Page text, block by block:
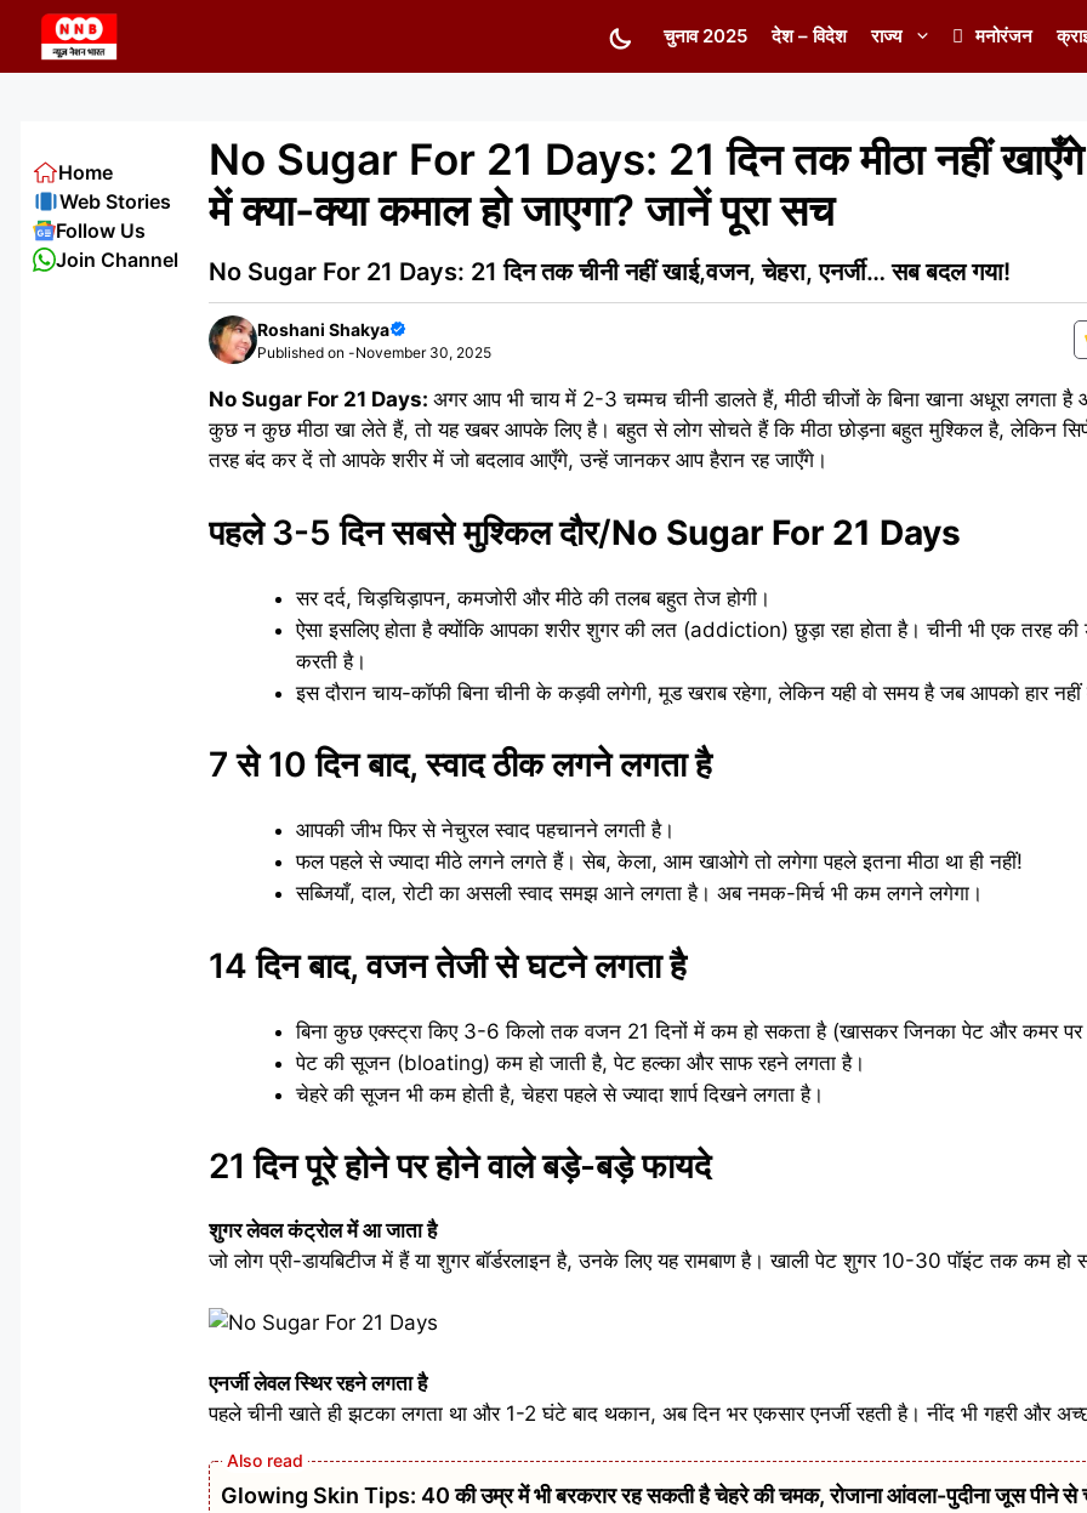
content
चुनाव 2025 देश – विदेश राज्य मनोरंजन
No Sugar For 21 Days: 21 दिन तक मीठा नहीं खाएँगे
में क्या-क्या कमाल हो जाएगा? जानें पूरा सच
No Sugar For 21 Days: 21 दिन तक चीनी नहीं खाई,वजन, चेहरा, एनर्जी… सब बदल गया!
Roshani Shakya
Published on -November 30, 2025
No Sugar For 21 Days: अगर आप भी चाय में 2-3 चम्मच चीनी डालते हैं, मीठी चीजों के बिना खाना अधूरा लगता है
कुछ न कुछ मीठा खा लेते हैं, तो यह खबर आपके लिए है। बहुत से लोग सोचते हैं कि मीठा छोड़ना बहुत मुश्किल है, लेकिन सिर्फ
तरह बंद कर दें तो आपके शरीर में जो बदलाव आएँगे, उन्हें जानकर आप हैरान रह जाएँगे।
पहले 3-5 दिन सबसे मुश्किल दौर/No Sugar For 21 Days
सर दर्द, चिड़चिड़ापन, कमजोरी और मीठे की तलब बहुत तेज होगी।
ऐसा इसलिए होता है क्योंकि आपका शरीर शुगर की लत (addiction) छुड़ा रहा होता है। चीनी भी एक तरह
करती है।
इस दौरान चाय-कॉफी बिना चीनी के कड़वी लगेगी, मूड खराब रहेगा, लेकिन यही वो समय है जब आपको हार नहीं
7 से 10 दिन बाद, स्वाद ठीक लगने लगता है
आपकी जीभ फिर से नेचुरल स्वाद पहचानने लगती है।
फल पहले से ज्यादा मीठे लगने लगते हैं। सेब, केला, आम खाओगे तो लगेगा पहले इतना मीठा था ही नहीं!
सब्जियाँ, दाल, रोटी का असली स्वाद समझ आने लगता है। अब नमक-मिर्च भी कम लगने लगेगा।
14 दिन बाद, वजन तेजी से घटने लगता है
बिना कुछ एक्स्ट्रा किए 3-6 किलो तक वजन 21 दिनों में कम हो सकता है (खासकर जिनका पेट और कमर पर
पेट की सूजन (bloating) कम हो जाती है, पेट हल्का और साफ रहने लगता है।
चेहरे की सूजन भी कम होती है, चेहरा पहले से ज्यादा शार्प दिखने लगता है।
21 दिन पूरे होने पर होने वाले बड़े-बड़े फायदे
शुगर लेवल कंट्रोल में आ जाता है
जो लोग प्री-डायबिटीज में हैं या शुगर बॉर्डरलाइन है, उनके लिए यह रामबाण है। खाली पेट शुगर 10-30 पॉइंट तक कम हो
एनर्जी लेवल स्थिर रहने लगता है
पहले चीनी खाते ही झटका लगता था और 1-2 घंटे बाद थकान, अब दिन भर एकसार एनर्जी रहती है। नींद भी गहरी और
Glowing Skin Tips: 40 की उम्र में भी बरकरार रह सकती है चेहरे की चमक, रोजाना आंवला-पुदीना जूस पीने से
Home
Web Stories
Follow Us
Join Channel